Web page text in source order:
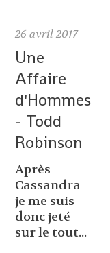
26 avril 2017
Une
Affaire
d'Hommes
- Todd
Robinson
Après
Cassandra
je me suis
donc jeté
sur le tout...